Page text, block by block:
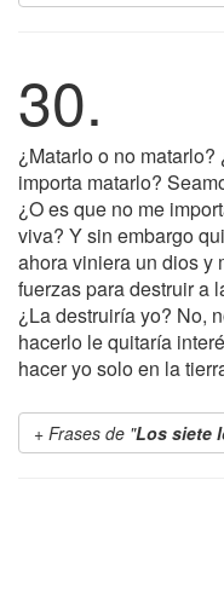
30.
¿Matarlo o no
importa matarlo?
¿O es que no me
viva? Y sin embargo
ahora viniera un dios y
fuerzas para destruir a
¿La destruiría yo? No,
hacerlo le quitaría
hacer yo solo en la
Frases de "Los siete